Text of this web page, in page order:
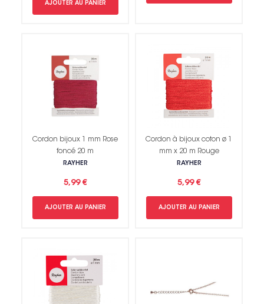
AJOUTER AU PANIER
Cordon bijoux 1 mm Rose
foncé 20 m
RAYHER
5,99 €
AJOUTER AU PANIER
Cordon à bijoux coton ø 1
mm x 20 m Rouge
RAYHER
5,99 €
AJOUTER AU PANIER